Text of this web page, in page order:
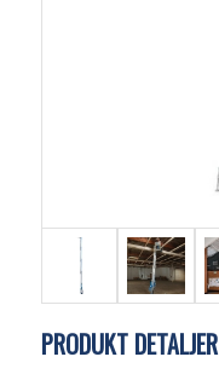
PRODUKT DETALJER